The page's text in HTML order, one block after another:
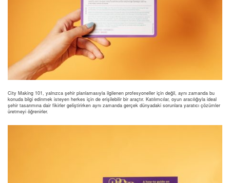
City Making 101, yalnızca şehir planlamasıyla ilgilenen profesyoneller için değil, aynı zamanda bu
konuda bilgi edinmek isteyen herkes için de erişilebilir bir araçtır. Katılımcılar, oyun aracılığıyla ideal
şehir tasarımına dair fikirler geliştirirken aynı zamanda gerçek dünyadaki sorunlara yaratıcı çözümler
üretmeyi öğrenirler.